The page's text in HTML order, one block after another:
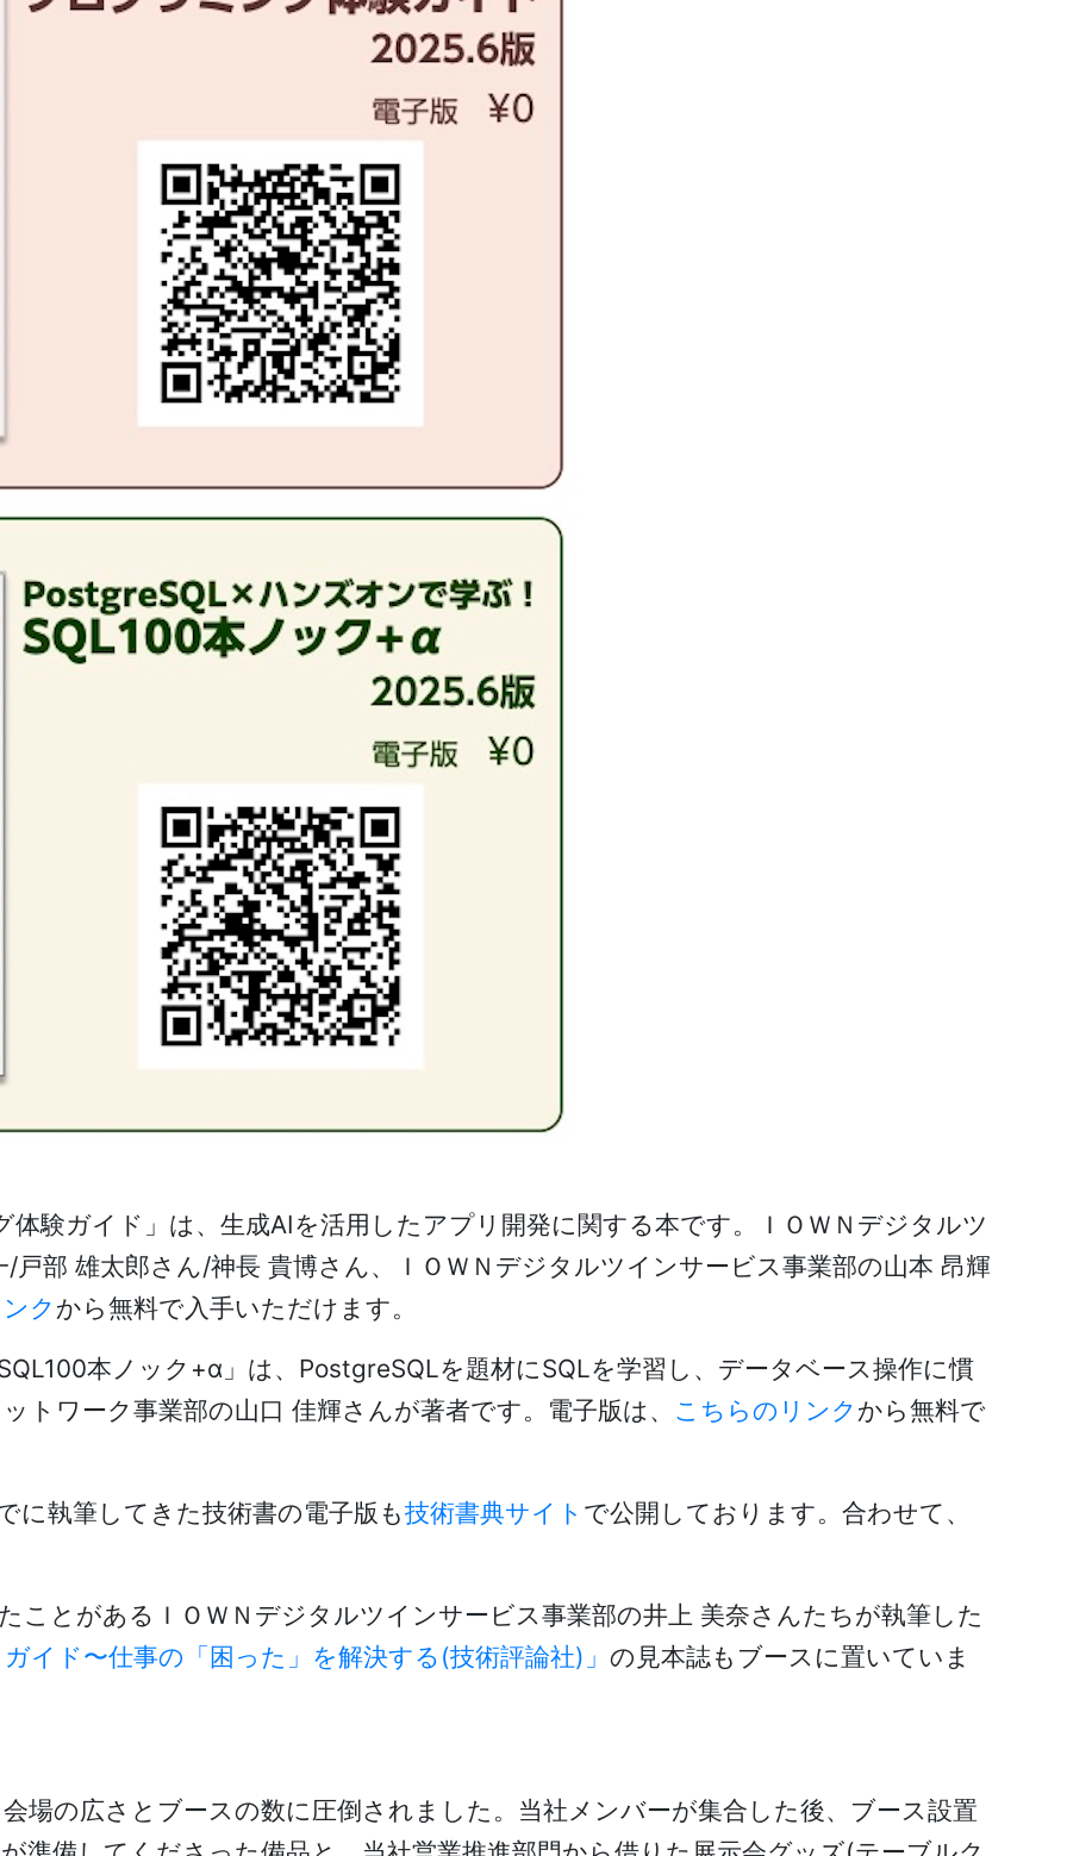
験ガイド」は、生成AIを活用したアプリ開発に関する本です。ＩＯＷＮデジタルツ
部 雄太郎さん/神長 貴博さん、ＩＯＷＮデジタルツインサービス事業部の山本 昂輝
ク から無料で入手いただけます。
本ノック+α」は、PostgreSQLを題材にSQLを学習し、データベース操作に慣
トワーク事業部の山口 佳輝さんが著者です。電子版は、 こちらのリンク から無料で
に執筆してきた技術書の電子版も技術書典サイト で公開しております。合わせて、
ことがあるＩＯＷＮデジタルツインサービス事業部の井上 美奈さんたちが執筆した
イド〜仕事の「困った」を解決する(技術評論社)」 の見本誌もブースに置いていま
場の広さとブースの数に圧倒されました。当社メンバーが集合した後、ブース設置